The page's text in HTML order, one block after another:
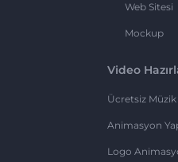
Web Sitesi
Mockup
Video
Ücretsiz
Animasyon
Logo